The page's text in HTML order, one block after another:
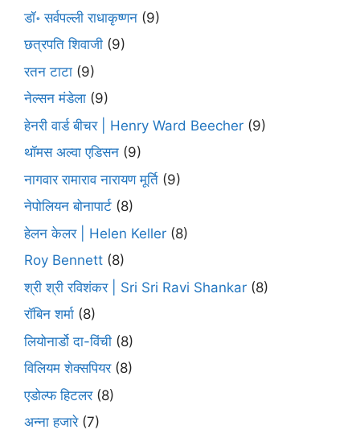
डॉ॰ सर्वपल्ली राधाकृष्णन (9)
छत्रपति शिवाजी (9)
रतन टाटा (9)
नेल्सन मंडेला (9)
हेनरी वार्ड बीचर | Henry Ward Beecher (9)
थॉमस अल्वा एडिसन (9)
नागवार रामाराव नारायण मूर्ति (9)
नेपोलियन बोनापार्ट (8)
हेलन केलर | Helen Keller (8)
Roy Bennett (8)
श्री श्री रविशंकर | Sri Sri Ravi Shankar (8)
रॉबिन शर्मा (8)
लियोनार्डो दा-विंची (8)
विलियम शेक्सपियर(8)
एडोल्फ हिटलर(8)
अन्ना हजारे(7)